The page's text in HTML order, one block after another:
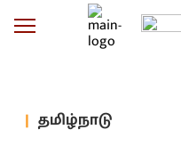
தமிழ்நாடு